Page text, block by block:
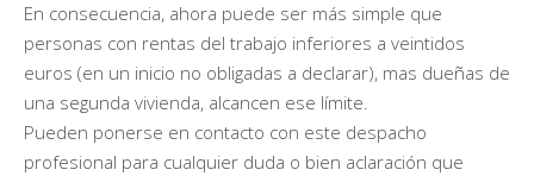
En consecuencia, ahora puede ser más simple que
personas con rentas del trabajo inferiores a veintidos
euros (en un inicio no obligadas a declarar), mas dueñas de
una segunda vivienda, alcancen ese límite.
Pueden ponerse en contacto con este despacho
profesional para cualquier duda o bien aclaración que